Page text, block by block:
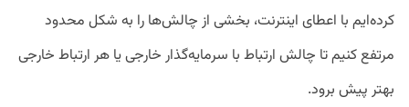
کرده‌ایم با اعطای اینترنت، بخشی از چالش‌ها را به شکل محدود
مرتفع کنیم تا چالش ارتباط با سرمایه‌گذار خارجی یا هر ارتباط خارجی
بهتر پیش برود.